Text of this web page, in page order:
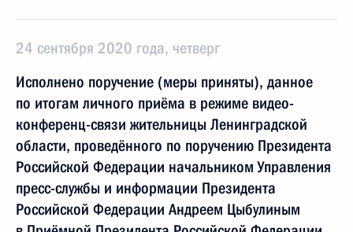
24 сентября 2020 года, четверг
Исполнено поручение (меры приняты), данное
по итогам личного приёма в режиме видео-
конференц-связи жительницы Ленинградской
области, проведённого по поручению Президента
Российской Федерации начальником Управления
пресс-службы и информации Президента
Российской Федерации Андреем Цыбулиным